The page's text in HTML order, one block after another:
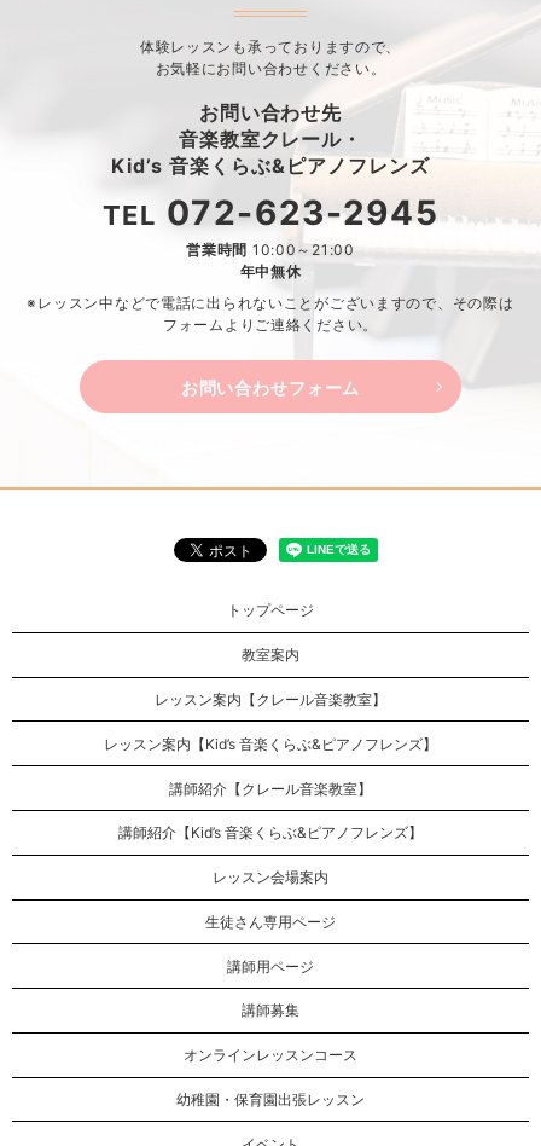
体験レッスンも承っておりますので、
お気軽にお問い合わせください。
お問い合わせ先
音楽教室クレール・
Kid’s 音楽くらぶ&ピアノフレンズ
TEL 072-623-2945
営業時間 10:00～21:00
年中無休
※レッスン中などで電話に出られないことがございますので、 その際は
フォームよりご連絡ください。
お問い合わせフォーム
トップページ
教室案内
レッスン案内【クレール音楽教室】
レッスン案内【Kid’s 音楽くらぶ&ピアノフレンズ】
講師紹介【クレール音楽教室】
講師紹介【Kid’s 音楽くらぶ&ピアノフレンズ】
レッスン会場案内
生徒さん専用ページ
講師用ページ
講師募集
オンラインレッスンコース
幼稚園・保育園出張レッスン